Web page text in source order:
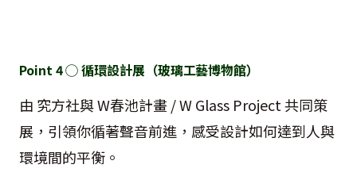
Point 4◯ 循環設計展（玻璃工藝博物館）
由 究方社與W春池計畫/ W Glass Project共同策
展，引領你循著聲音前進，感受設計如何達到人與
環境間的平衡。